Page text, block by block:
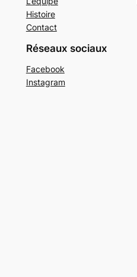
Histoire
Contact
Réseaux sociaux
Facebook
Instagram